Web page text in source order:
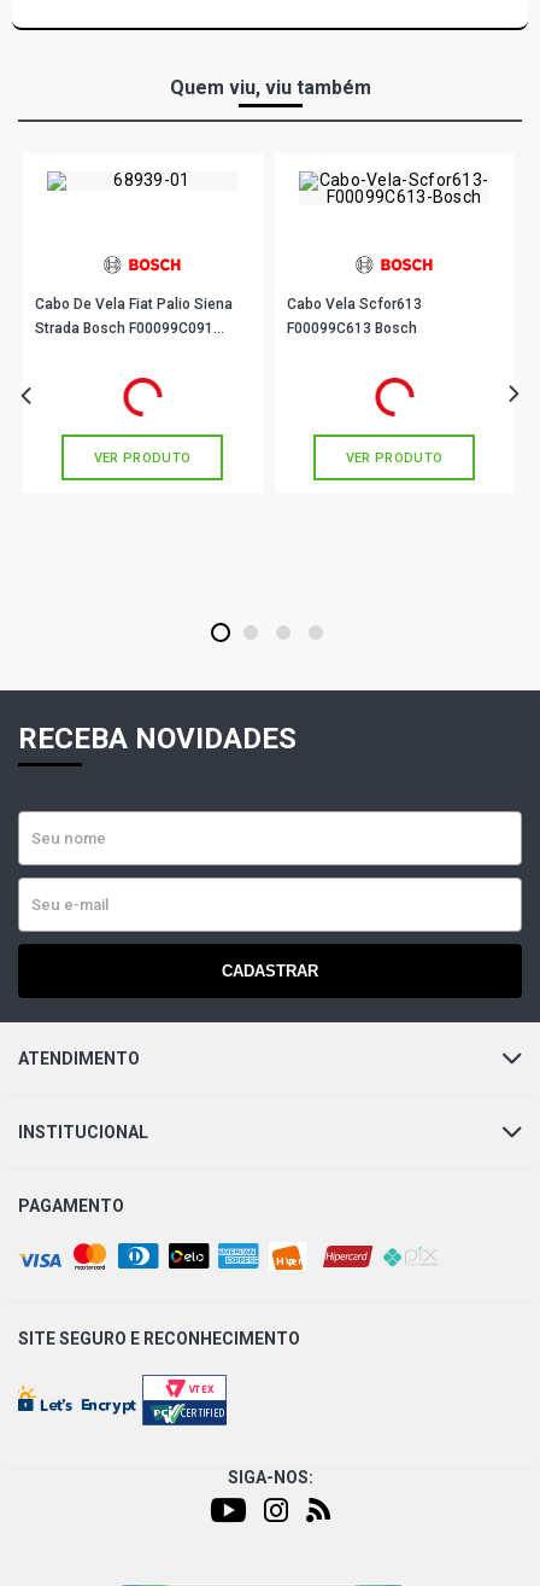
Quem viu, viu também
Cabo De Vela Fiat Palio Siena
Strada Bosch F00099C091
em até 2x de
VER PRODUTO
Cabo Vela Scfor613
F00099C613 Bosch
em até 6x de
VER PRODUTO
1 2 3 4
RECEBA NOVIDADES
CADASTRAR
ATENDIMENTO
INSTITUCIONAL
PAGAMENTO
SITE SEGURO E RECONHECIMENTO
SIGA-NOS: